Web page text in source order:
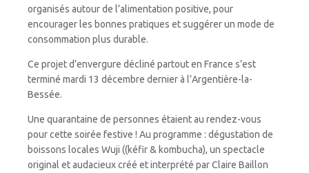
organisés autour de l’alimentation positive, pour
encourager les bonnes pratiques et suggérer un mode de
consommation plus durable.
Ce projet d’envergure décliné partout en France s’est
terminé mardi 13 décembre dernier à l’Argentière-la-
Bessée.
Une quarantaine de personnes étaient au rendez-vous
pour cette soirée festive ! Au programme : dégustation de
boissons locales Wuji ((kéfir & kombucha), un spectacle
original et audacieux créé et interprété par Claire Baillon